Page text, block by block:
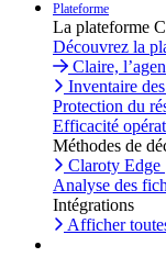
Plateforme
La plateforme
Découvrez la
Claire,
Inventaire
Protection du
Efficacité
Méthodes de
Claroty Edge
Analyse des
Intégrations
Afficher